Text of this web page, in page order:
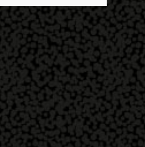
Essas coisas me fizeram
exército. Eu disse; ‘vou mostrar
é seu status de relacionamento
Em maio deste ano, Mbappé foi
primeira vez ao lado de Inès Rau .
então, passou a ser
namorada do atleta. No
dois nunca confirmaram que a
Quem é Inès Rau? Inès Rau é
de descendência argelina
Paris, França. Ela ficou famosa
a primeira playmate trans da
em novembro de 2017. Ela realizou
de redesignação sexual aos 18